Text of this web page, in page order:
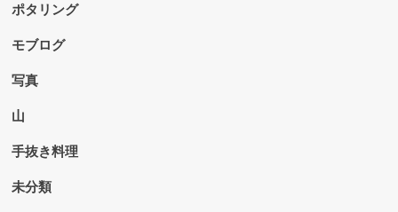
ポタリング
モブログ
写真
山
手抜き料理
未分類